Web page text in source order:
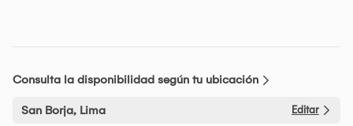
Consulta la disponibilidad según tu ubicación
San Borja, Lima Editar